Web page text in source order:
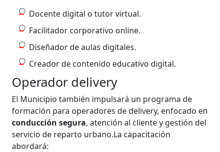
Docente digital o tutor virtual.
Facilitador corporativo online.
Diseñador de aulas digitales.
Creador de contenido educativo digital.
Operador delivery
El Municipio también impulsará un programa de
formación para operadores de delivery, enfocado en
conducción segura, atención al cliente y gestión del
servicio de reparto urbano.La capacitación
abordará: